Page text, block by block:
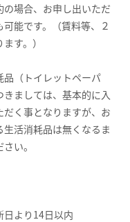
の場合、お申し出いただ
能です。（賃料等、２
す。）
品（トイレットペーパ
ましては、基本的に入
く事となりますが、お
活消耗品は無くなるま
い。
日より14日以内